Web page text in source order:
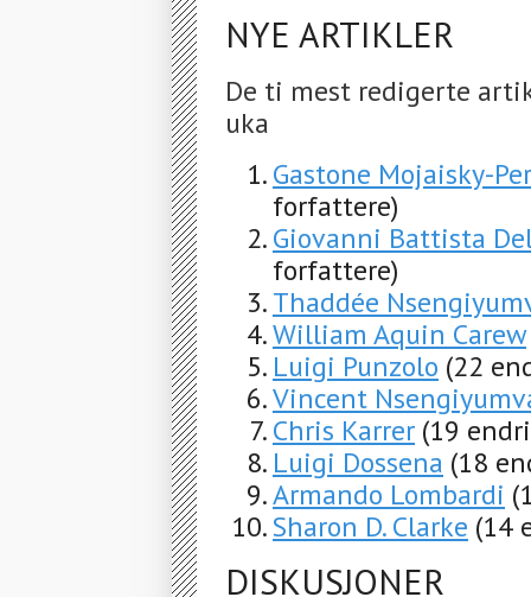
NYE ARTIKLER
De ti mest redigerte
uka
Gastone Mojaisky-
forfattere)
Giovanni Battista
forfattere)
Thaddée
William Aquin Carew
Luigi Punzolo (22
Vincent
Chris Karrer (19
Luigi Dossena (18
Armando Lombardi
Sharon D. Clarke (14
DISKUSJONER